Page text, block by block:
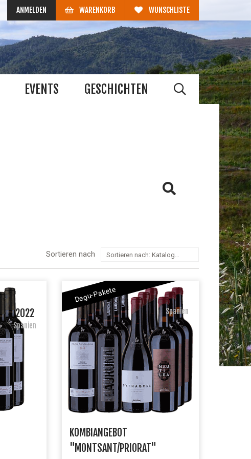
ANMELDEN WARENKORB WUNSCHLISTE
EVENTS GESCHICHTEN
Sortieren nach Sortieren nach: Katalogpreis: hoch zu niedrig
2022
Spanien
Degu-Pakete
Spanien
KOMBIANGEBOT
"MONTSANT/PRIORAT"